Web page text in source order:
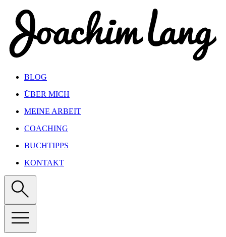
BLOG
ÜBER MICH
MEINE ARBEIT
COACHING
BUCHTIPPS
KONTAKT